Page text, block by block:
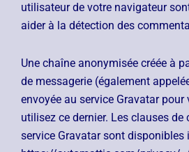
utilisateur de votre navigateur
aider à la détection des
Une chaîne anonymisée créée à
de messagerie (également
envoyée au service Gravatar pour
utilisez ce dernier. Les clauses
service Gravatar sont disponibles